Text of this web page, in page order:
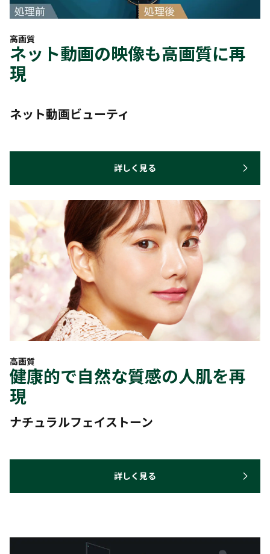
高画質
ネット動画の映像も高画質に再
現
ネット動画ビューティ
詳しく見る
高画質
健康的で自然な質感の人肌を再
現
ナチュラルフェイストーン
詳しく見る